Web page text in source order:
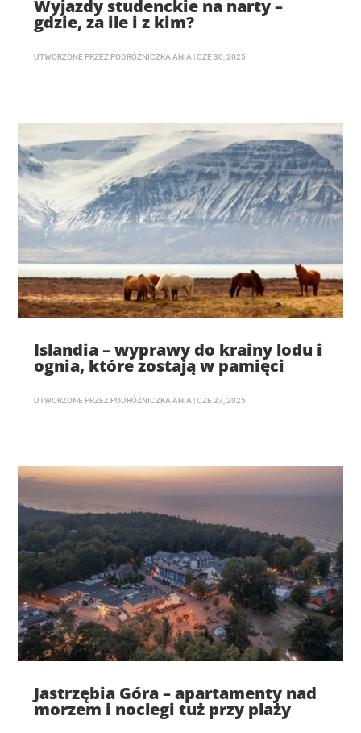
Wyjazdy studenckie na narty –
gdzie, za ile i z kim?
UTWORZONE PRZEZ PODRÓŻNICZKA ANIA |CZE 30, 2025
Islandia – wyprawy do krainy lodu i
ognia, które zostają w pamięci
UTWORZONE PRZEZ PODRÓŻNICZKA ANIA |CZE 27, 2025
Jastrzębia Góra – apartamenty nad
morzem i noclegi tuż przy plaży